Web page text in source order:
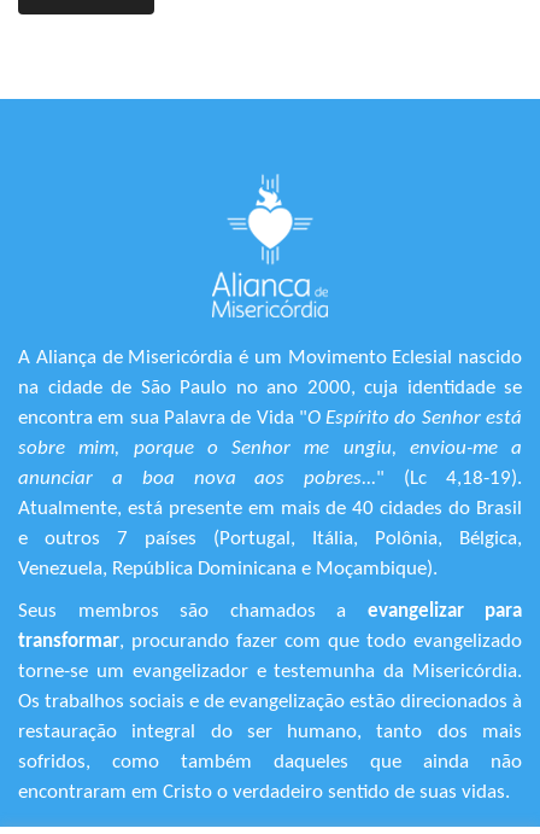
A Aliança de Misericórdia é um Movimento Eclesial nascido
na cidade de São Paulo no ano 2000, cuja identidade se
encontra em sua Palavra de Vida "O Espírito do Senhor está
sobre mim, porque o Senhor me ungiu, enviou-me a
anunciar a boa nova aos pobres..." (Lc 4,18-19).
Atualmente, está presente em mais de 40 cidades do Brasil
e outros 7 países (Portugal, Itália, Polônia, Bélgica,
Venezuela, República Dominicana e Moçambique).
Seus membros são chamados a evangelizar para
transformar, procurando fazer com que todo evangelizado
torne-se um evangelizador e testemunha da Misericórdia.
Os trabalhos sociais e de evangelização estão direcionados à
restauração integral do ser humano, tanto dos mais
sofridos, como também daqueles que ainda não
encontraram em Cristo o verdadeiro sentido de suas vidas.